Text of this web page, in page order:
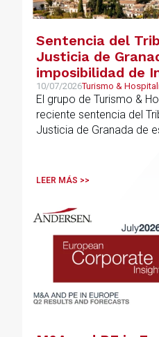
Sentencia del
Justicia de
imposibilidad de
Plan General de
Urbana
las viviendas
establecimientos
10/07/2026Turismo &
El grupo de Turismo &
reciente sentencia del
Justicia de Granada de
LEER MÁS >>